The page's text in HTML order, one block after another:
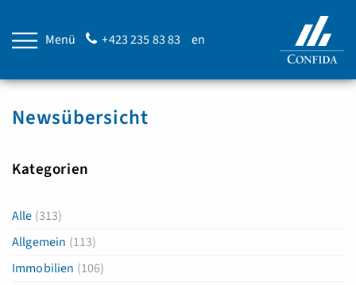
Menü +423 235 83 83 en
Newsübersicht
Kategorien
Alle (313)
Allgemein (113)
Immobilien (106)